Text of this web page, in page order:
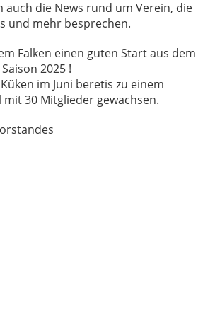
auch die News rund um Verein, die
und mehr besprechen.
Falken einen guten Start aus dem
2025 !
im Juni beretis zu einem
30 Mitglieder gewachsen.